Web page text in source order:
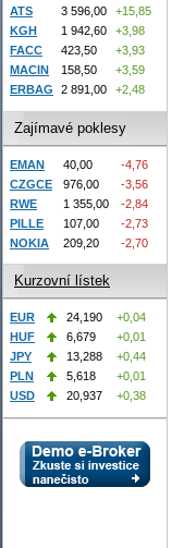
ATS 3 596,00
+15,85
KGH
1 942,60
+3,98
FACC
423,50
+3,93
MACIN
158,50
+3,59
ERBAG
2 891,00 +2,48
Zajímavé poklesy
EMAN 40,00
-4,76
CZGCE
976,00
-3,56
RWE
1 355,00
-2,84
PILLE
107,00
-2,73
NOKIA
209,20 -2,70
Kurzovní lístek
EUR 24,190
+0,04
HUF
6,679
+0,01
JPY
13,288
+0,44
PLN
5,618
+0,01
USD
20,937 +0,38